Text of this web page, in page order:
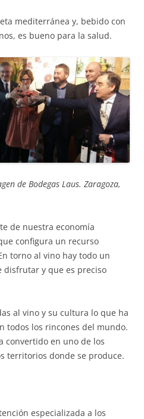
mediterránea y, bebido con
es bueno para la salud.
de Bodegas Laus. Zaragoza,
de nuestra economía
configura un recurso
torno al vino hay todo un
y que es preciso
al vino y su cultura lo que ha
todos los rincones del mundo.
convertido en uno de los
territorios donde se produce.
especializada a los